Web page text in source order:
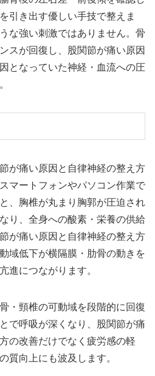
引き出す優しい手技で整えま
な強い刺激ではありません。骨
スが回復し、股関節が痛い原因
となっていた神経・血流への圧
が痛い原因と自律神経の整え方
マートフォンやパソコン作業で
、胸椎が丸まり胸郭が圧迫され
り、全身への酸素・栄養の供給
が痛い原因と自律神経の整え方
域低下が横隔膜・肋骨の動きを
進につながります。
・頸椎の可動域を段階的に回復
で呼吸が深くなり、股関節が痛
の改善だけでなく疲労感の軽
質向上にも波及します。